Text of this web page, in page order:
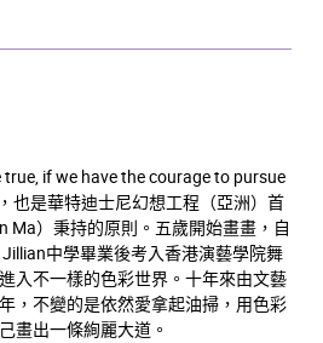
true, if we have the courage to pursue
也是華特迪士尼幻想工程（亞洲）首
Ma）秉持的原則。五歲開始畫畫，自
中學畢業後考入香港演藝學院舞
入不一樣的色彩世界。十年來由文藝
，不變的是依然愛拿起油掃，用色彩
畫出一條絢麗大道。